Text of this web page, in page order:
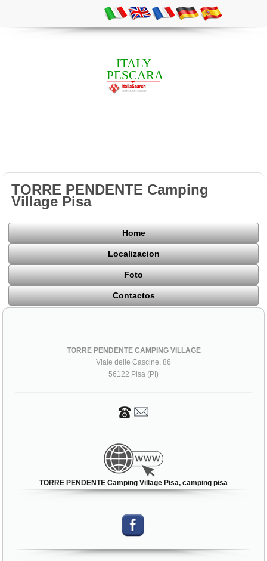
ITALY
PESCARA
TORRE PENDENTE Camping
Village Pisa
Home
Localizacion
Foto
Contactos
TORRE PENDENTE CAMPING VILLAGE
Viale delle Cascine, 86
56122 Pisa (PI)
TORRE PENDENTE Camping Village Pisa, camping pisa